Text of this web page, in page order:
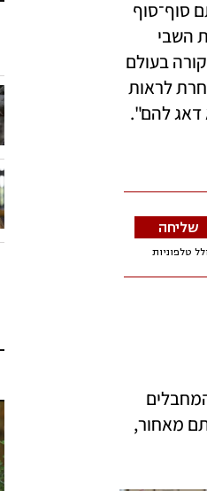
דאג להם".